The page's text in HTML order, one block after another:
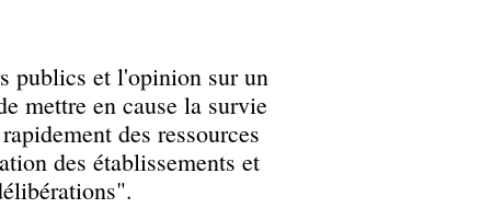
publics et l'opinion sur un
mettre en cause la survie
des ressources
des établissements et